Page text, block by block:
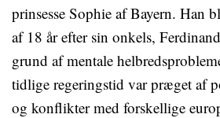
prinsesse Sophie af Bayern. Han
af 18 år efter sin onkels,
grund af mentale
tidlige regeringstid var præget af
og konflikter med forskellige